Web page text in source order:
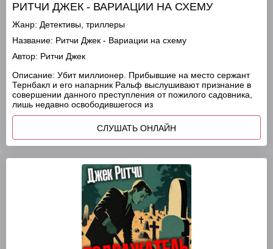
РИТЧИ ДЖЕК - ВАРИАЦИИ НА СХЕМУ
Жанр: Детективы, триллеры
Название: Ритчи Джек - Вариации на схему
Автор: Ритчи Джек
Описание: Убит миллионер. Прибывшие на место сержант
Тернбакл и его напарник Ральф выслушивают признание в
совершении данного преступления от пожилого садовника,
лишь недавно освободившегося из
СЛУШАТЬ ОНЛАЙН